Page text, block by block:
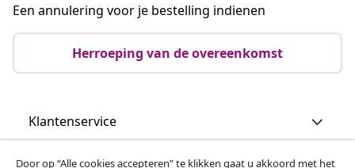
Een annulering voor je bestelling indienen
Herroeping van de overeenkomst
Klantenservice
Door op “Alle cookies accepteren” te klikken gaat u akkoord met het